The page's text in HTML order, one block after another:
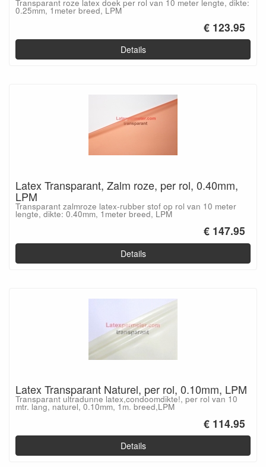
Transparant roze latex doek per rol van 10 meter lengte, dikte:
0.25mm, 1meter breed, LPM
€ 123.95
Details
Latex Transparant, Zalm roze, per rol, 0.40mm,
LPM
Transparant zalmroze latex-rubber stof op rol van 10 meter
lengte, dikte: 0.40mm, 1meter breed, LPM
€ 147.95
Details
Latex Transparant Naturel, per rol, 0.10mm, LPM
Transparant ultradunne latex,condoomdikte!, per rol van 10
mtr. lang, naturel, 0.10mm, 1m. breed,LPM
€ 114.95
Details